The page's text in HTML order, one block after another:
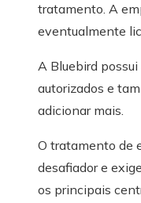
tratamento. A
eventualmente
A Bluebird
autorizados e
adicionar mais.
O tratamento de
desafiador e
os principais